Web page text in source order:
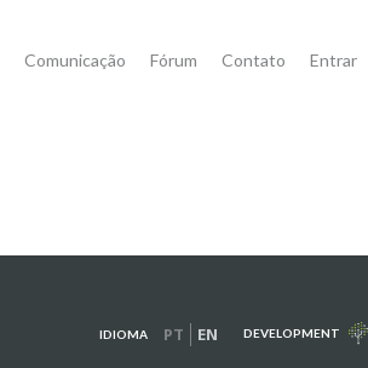
Comunicação Fórum Contato Entrar
IDIOMA PT EN DEVELOPMENT